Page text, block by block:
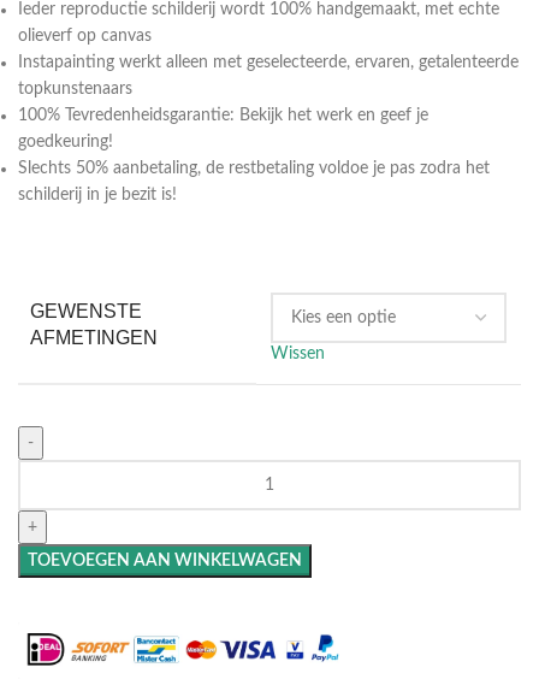
Ieder reproductie schilderij wordt 100% handgemaakt, met echte
olieverf op canvas
Instapainting werkt alleen met geselecteerde, ervaren, getalenteerde
topkunstenaars
100% Tevredenheidsgarantie: Bekijk het werk en geef je
goedkeuring!
Slechts 50% aanbetaling, de restbetaling voldoe je pas zodra het
schilderij in je bezit is!
GEWENSTE
AFMETINGEN
Wissen
TOEVOEGEN AAN WINKELWAGEN